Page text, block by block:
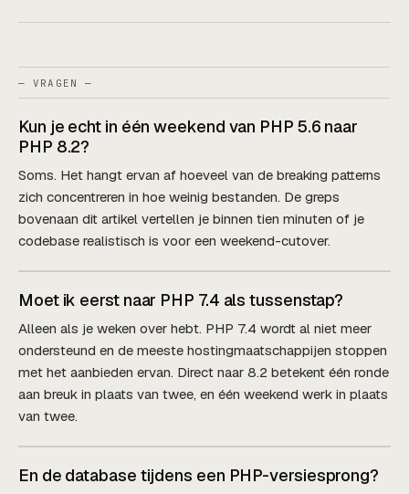
— VRAGEN —
Kun je echt in één weekend van PHP 5.6 naar
PHP 8.2?
Soms. Het hangt ervan af hoeveel van de breaking patterns
zich concentreren in hoe weinig bestanden. De greps
bovenaan dit artikel vertellen je binnen tien minuten of je
codebase realistisch is voor een weekend-cutover.
Moet ik eerst naar PHP 7.4 als tussenstap?
Alleen als je weken over hebt. PHP 7.4 wordt al niet meer
ondersteund en de meeste hostingmaatschappijen stoppen
met het aanbieden ervan. Direct naar 8.2 betekent één ronde
aan breuk in plaats van twee, en één weekend werk in plaats
van twee.
En de database tijdens een PHP-versiesprong?